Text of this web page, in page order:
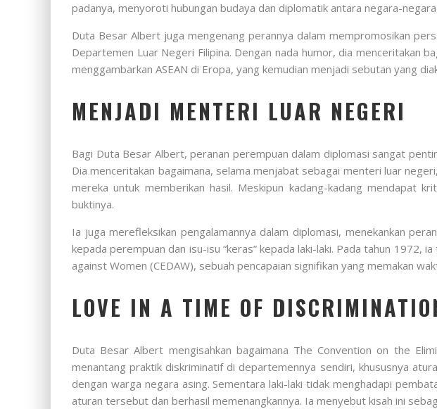
padanya, menyoroti hubungan budaya dan diplomatik antara negara-negara
Duta Besar Albert juga mengenang perannya dalam mempromosikan
Departemen Luar Negeri Filipina. Dengan nada humor, dia menceritakan
menggambarkan ASEAN di Eropa, yang kemudian menjadi sebutan yang
MENJADI MENTERI LUAR NEGERI
Bagi Duta Besar Albert, peranan perempuan dalam diplomasi sangat
Dia menceritakan bagaimana, selama menjabat sebagai menteri luar
mereka untuk memberikan hasil. Meskipun kadang-kadang mendapat
buktinya.
Ia juga merefleksikan pengalamannya dalam diplomasi, menekankan
kepada perempuan dan isu-isu “keras” kepada laki-laki. Pada tahun 1972,
against Women (CEDAW), sebuah pencapaian signifikan yang memakan
LOVE IN A TIME OF
Duta Besar Albert mengisahkan bagaimana The Convention on the
menantang praktik diskriminatif di departemennya sendiri, khususnya
dengan warga negara asing. Sementara laki-laki tidak menghadapi
aturan tersebut dan berhasil memenangkannya. Ia menyebut kisah ini